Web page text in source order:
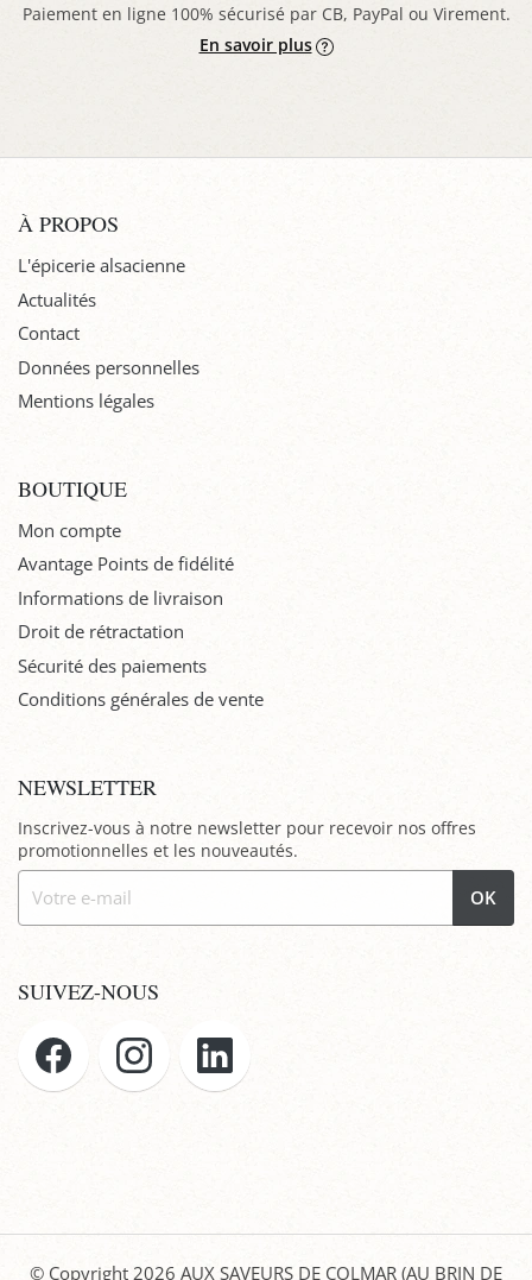
Paiement en ligne 100% sécurisé par CB, PayPal ou Virement.
En savoir plus
À PROPOS
L'épicerie alsacienne
Actualités
Contact
Données personnelles
Mentions légales
BOUTIQUE
Mon compte
Avantage Points de fidélité
Informations de livraison
Droit de rétractation
Sécurité des paiements
Conditions générales de vente
NEWSLETTER
Inscrivez-vous à notre newsletter pour recevoir nos offres
promotionnelles et les nouveautés.
OK
SUIVEZ-NOUS
© Copyright 2026 AUX SAVEURS DE COLMAR (AU BRIN DE